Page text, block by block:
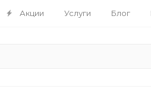
Акции Услуги Блог